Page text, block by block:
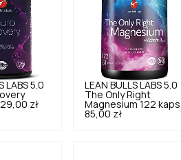
LABS 5.0
zł
LEAN BULLS LABS 5.0
The Only Right
Magnesium 122 kaps.
85,00 zł